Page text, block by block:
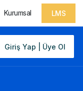
Kurumsal LMS
Giriş Yap | Üye Ol